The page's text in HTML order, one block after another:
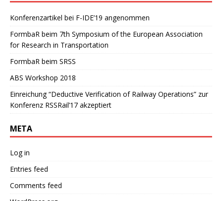
Konferenzartikel bei F-IDE’19 angenommen
FormbaR beim 7th Symposium of the European Association
for Research in Transportation
FormbaR beim SRSS
ABS Workshop 2018
Einreichung “Deductive Verification of Railway Operations” zur
Konferenz RSSRail’17 akzeptiert
META
Log in
Entries feed
Comments feed